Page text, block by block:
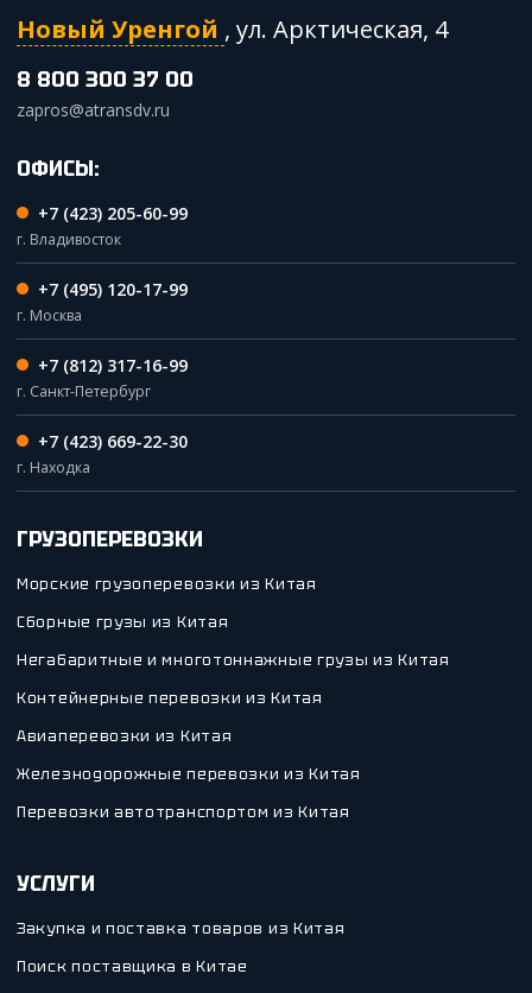
ГРУЗОПЕРЕВОЗКИ
Морские грузоперевозки из Китая
Сборные грузы из Китая
Негабаритные и многотоннажные грузы из Китая
Контейнерные перевозки из Китая
Авиаперевозки из Китая
Железнодорожные перевозки из Китая
Перевозки автотранспортом из Китая
УСЛУГИ
Закупка и поставка товаров из Китая
Поиск поставщика в Китае
Новый Уренгой , ул. Арктическая, 4
8 800 300 37 00
zapros@atransdv.ru
ОФИСЫ:
+7 (423) 205-60-99
г. Владивосток
+7 (495) 120-17-99
г. Москва
+7 (812) 317-16-99
г. Санкт-Петербург
+7 (423) 669-22-30
г. Находка